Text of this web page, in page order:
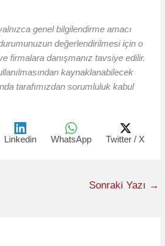
genel bilgilendirme amacı
değerlendirilmesi için o
firmalara danışmanız tavsiye edilir.
kaynaklanabilecek
tarafımızdan sorumluluk kabul
Linkedin WhatsApp Twitter / X
Sonraki Yazı →